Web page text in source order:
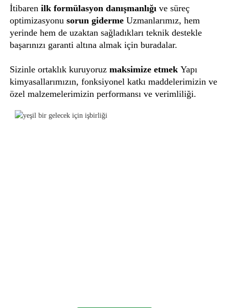
İtibaren ilk formülasyon danışmanlığı ve süreç
optimizasyonu sorun giderme Uzmanlarımız, hem
yerinde hem de uzaktan sağladıkları teknik destekle
başarınızı garanti altına almak için buradalar.
Sizinle ortaklık kuruyoruz maksimize etmek Yapı
kimyasallarımızın, fonksiyonel katkı maddelerimizin ve
özel malzemelerimizin performansı ve verimliliği.